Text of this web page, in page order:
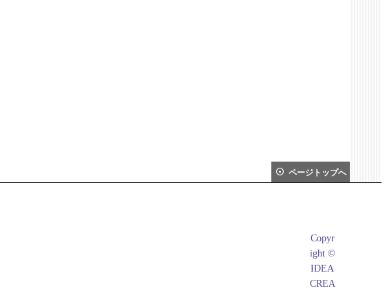
ページトップへ
Copyr
ight ©
IDEA
CREA